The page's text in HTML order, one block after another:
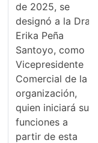
de 2025, se
designó a la Dra.
Erika Peña
Santoyo, como
Vicepresidente
Comercial de la
organización,
quien iniciará sus
funciones a
partir de esta